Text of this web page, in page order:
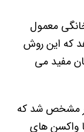
معمول
که این روش
مفید می
انجام شده بر روی ۳۳۸ نفر مشخص شد که
واکسن های